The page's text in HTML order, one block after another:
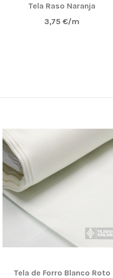
Tela Raso Naranja
3,75 €/m
Tela de Forro Blanco Roto